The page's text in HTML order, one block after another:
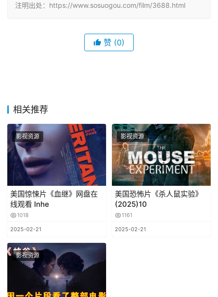
注明出处：https://www.sosuogou.com/film/3688.html
赞 (0)
相关推荐
影视资源
美国惊悚片《血继》网盘在
线观看 Inhe
1018
2025-02-21
影视资源
美国恐怖片《杀人鼠实验》
(2025)10
1161
2025-02-21
影视资源